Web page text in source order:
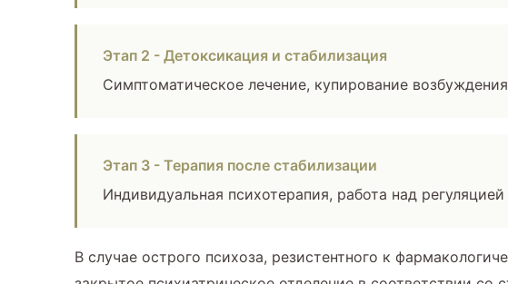
Этап 2 - Детоксикация и стабилизация
Симптоматическое лечение, купирование
Этап 3 - Терапия после стабилизации
Индивидуальная психотерапия, работа над
В случае острого психоза, резистентного к